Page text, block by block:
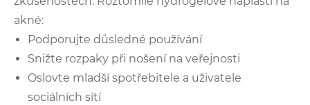
akné:
Podporujte důsledné používání
Snižte rozpaky při nošení na veřejnosti
Oslovte mladší spotřebitele a uživatele
sociálních sítí